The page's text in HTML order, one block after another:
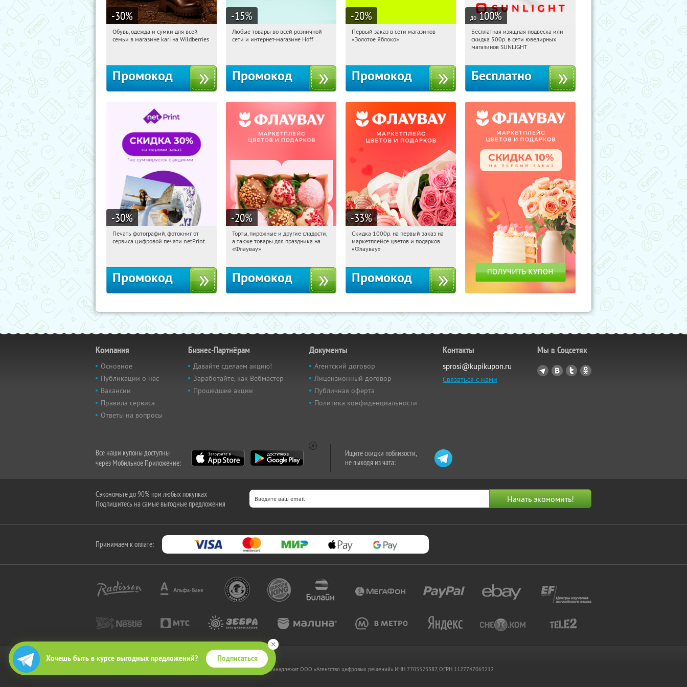
Хочешь быть в курсе выгодных предложений? Подписаться
-30%
03:07:23 Получили:
Обувь, одежда и сумки для всей
семьи в магазине kari на Wildberries
Промокод
-15%
03:07:23 Получили:
Любые товары во всей розничной
сети и интернет-магазине Hoff
Промокод
-20%
03:07:23
Получи первым!
Первый заказ в сети магазинов
«Золотое Яблоко»
Промокод
до 100%
03:07:23 Получили:
Россия
Бесплатная изящная подвеска или
скидка 500р. в сети ювелирных
магазинов SUNLIGHT
Бесплатно
-30%
03:07:23 Получили:
Печать фотографий, фотокниг от
сервиса цифровой печати netPrint
Промокод
-20%
03:07:23 Получили:
Россия
Торты, пирожные и другие сладости,
а также товары для праздника на
«Флаувау»
Промокод
-33%
03:07:23 Получили:
Россия
Скидка 1000р. на первый заказ на
маркетплейсе цветов и подарков
«Флаувау»
Промокод
Компания
Основное
Публикации о нас
Вакансии
Правила сервиса
Ответы на вопросы
Бизнес-Партнёрам
Давайте сделаем акцию!
Заработайте, как Вебмастер
Прошедшие акции
Документы
Агентский договор
Лицензионный договор
Публичная оферта
Политика конфиденциальности
Контакты
sprosi@kupikupon.ru
Связаться с нами
Мы в Соцсетях
Все наши купоны доступны
через Мобильное Приложение:
Ищите скидки поблизости,
не выходя из чата:
Сэкономьте до 90% при любых покупках
Подпишитесь на самые выгодные предложения
Принимаем к оплате:
2010-2026 © КупиКупон. Все права защищены.
Все права на товарный знак "КупиКупон" и на сайт www.kupikupon.ru принадлежат OOO «Агентство цифровых решений» ИНН 7705523387, ОГРН 1127747063212